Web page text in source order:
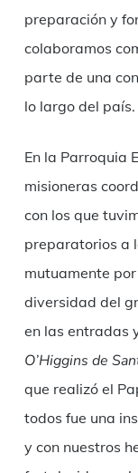
preparación y
colaboramos
parte de una
lo largo del país.
En la Parroquia
misioneras
con los que
preparatorios a
mutuamente
diversidad del
en las entradas
O’Higgins de
que realizó el
todos fue una
y con nuestros